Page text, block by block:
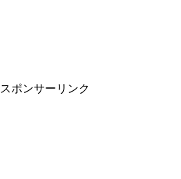
スポンサーリンク